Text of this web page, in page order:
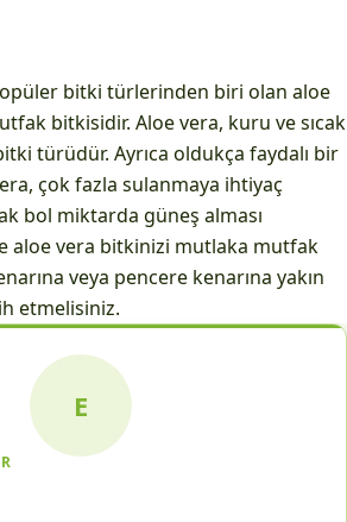
bitki türlerinden biri olan aloe
bitkisidir. Aloe vera, kuru ve sıcak
türüdür. Ayrıca oldukça faydalı bir
çok fazla sulanmaya ihtiyaç
bol miktarda güneş alması
aloe vera bitkinizi mutlaka mutfak
veya pencere kenarına yakın
etmelisiniz.
E